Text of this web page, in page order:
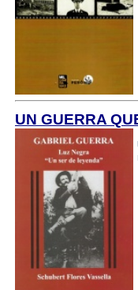
UN GUERRA